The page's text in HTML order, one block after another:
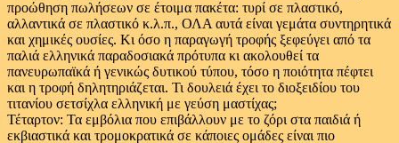
προώθηση πωλήσεων σε έτοιμα πακέτα: τυρί σε πλαστικό,
αλλαντικά σε πλαστικό κ.λ.π., ΟΛΑ αυτά είναι γεμάτα συντηρητικά
και χημικές ουσίες. Κι όσο η παραγωγή τροφής ξεφεύγει από τα
παλιά ελληνικά παραδοσιακά πρότυπα κι ακολουθεί τα
πανευρωπαϊκά ή γενικώς δυτικού τύπου, τόσο η ποιότητα πέφτει
και η τροφή δηλητηριάζεται. Τι δουλειά έχει το διοξειδίου του
τιτανίου σετσίχλα ελληνική με γεύση μαστίχας;
Τέταρτον: Τα εμβόλια που επιβάλλουν με το ζόρι στα παιδιά ή
εκβιαστικά και τρομοκρατικά σε κάποιες ομάδες είναι πιο